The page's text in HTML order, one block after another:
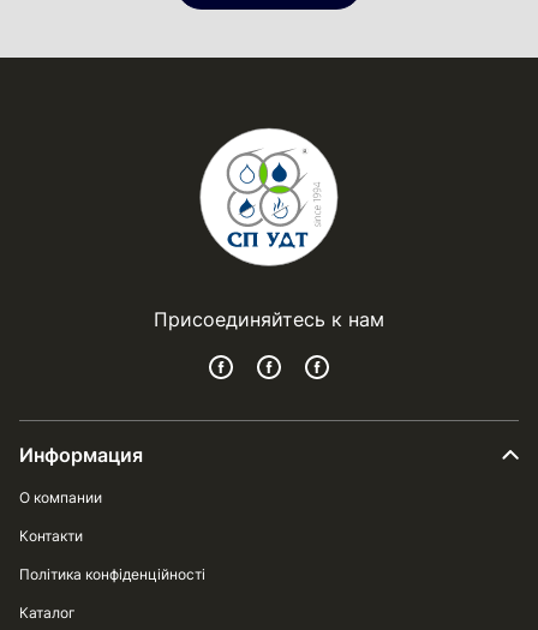
Присоединяйтесь к нам
Информация
О компании
Контакти
Політика конфіденційності
Каталог